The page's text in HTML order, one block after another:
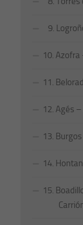
9.
10. Azofra
11.
12. Agés
13.
14.
15.
Carrión